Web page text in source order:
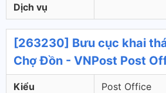
Dịch vụ
[263230] Bưu cục khai
Chợ Đồn - VNPost Post
Kiểu Post Office